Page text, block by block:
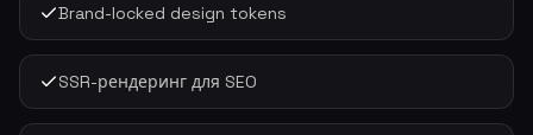
Brand-locked design tokens
SSR-рендеринг для SEO